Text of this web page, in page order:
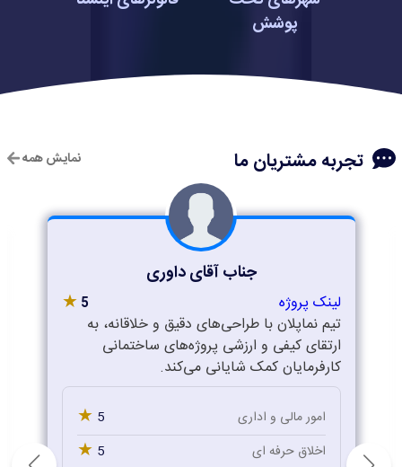
پوشش
تجربه مشتریان ما نمایش همه
جناب آقای داوری
لینک پروژه 5
★
تیم نماپلان با طراحی‌های دقیق و خلاقانه، به
ارتقای کیفی و ارزشی پروژه‌های ساختمانی
کارفرمایان کمک شایانی می‌کند.
امور مالی و اداری 5
★
اخلاق حرفه ای 5
★